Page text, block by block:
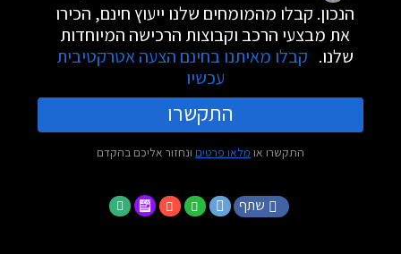
הנכון. קבלו מהמומחים שלנו ייעוץ חינם, הכירו
את מבצעי הרכב וקבוצות הרכישה המיוחדות
שלנו. קבלו מאיתנו בחינם הצעה אטרקטיבית
עכשיו
התקשרו
התקשרו או מלאו פרטים ונחזור אליכם בהקדם
שתף